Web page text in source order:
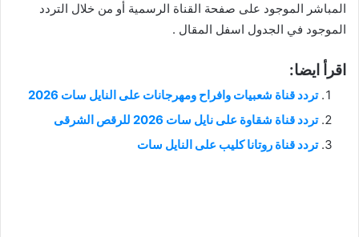
المباشر الموجود على صفحة القناة الرسمية أو من خلال التردد
الموجود في الجدول اسفل المقال .
اقرأ ايضا:
تردد قناة شعبيات وافراح ومهرجانات على النايل سات 2026
تردد قناة شقاوة على نايل سات 2026 للرقص الشرقى
تردد قناة روتانا كليب على النايل سات